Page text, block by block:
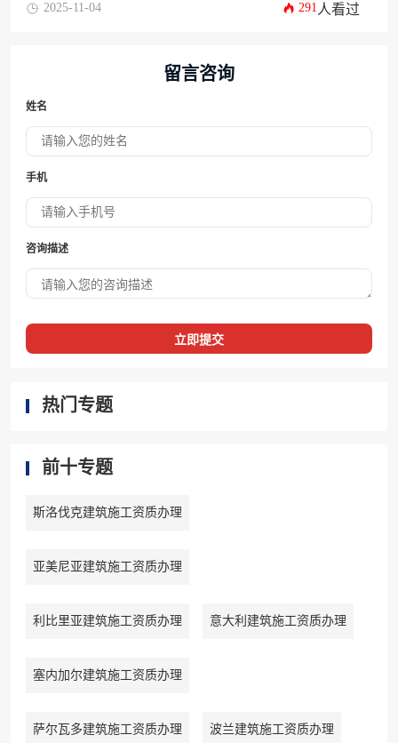
2025-11-04 291 人看过
留言咨询
姓名
手机
咨询描述
立即提交
热门专题
前十专题
斯洛伐克建筑施工资质办理
亚美尼亚建筑施工资质办理
利比里亚建筑施工资质办理 意大利建筑施工资质办理
塞内加尔建筑施工资质办理
萨尔瓦多建筑施工资质办理 波兰建筑施工资质办理